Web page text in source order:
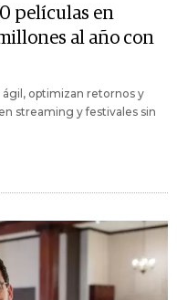
películas en
al año con
optimizan retornos y
streaming y festivales sin